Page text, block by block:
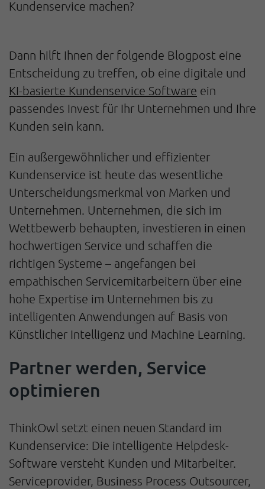
Kundenservice machen?
Dann hilft Ihnen der folgende Blogpost eine
Entscheidung zu treffen, ob eine digitale und
KI-basierte Kundenservice Software ein
passendes Invest für Ihr Unternehmen und Ihre
Kunden sein kann.
Ein außergewöhnlicher und effizienter
Kundenservice ist heute das wesentliche
Unterscheidungsmerkmal von Marken und
Unternehmen. Unternehmen, die sich im
Wettbewerb behaupten, investieren in einen
hochwertigen Service und schaffen die
richtigen Systeme – angefangen bei
empathischen Servicemitarbeitern über eine
hohe Expertise im Unternehmen bis zu
intelligenten Anwendungen auf Basis von
Künstlicher Intelligenz und Machine Learning.
Partner werden, Service
optimieren
ThinkOwl setzt einen neuen Standard im
Kundenservice: Die intelligente Helpdesk-
Software versteht Kunden und Mitarbeiter.
Serviceprovider, Business Process Outsourcer,